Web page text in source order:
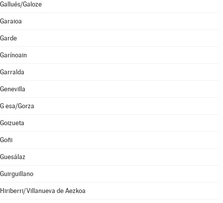
Gallués/Galoze
Garaioa
Garde
Garínoain
Garralda
Genevilla
G esa/Gorza
Goizueta
Goñi
Guesálaz
Guirguillano
Hiriberri/Villanueva de Aezkoa